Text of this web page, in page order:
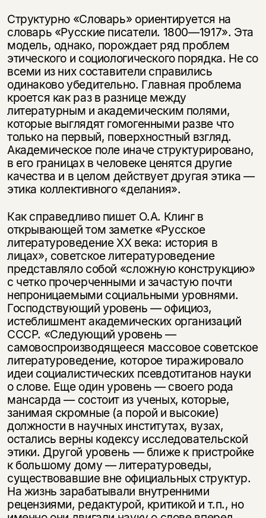
Структурно «Словарь» ориентируется на
словарь «Русские писатели. 1800—1917». Эта
модель, однако, порождает ряд проблем
этического и социологического порядка. Не со
всеми из них составители справились
одинаково убедительно. Главная проблема
кроется как раз в разнице между
литературным и академическим полями,
которые выглядят гомогенными разве что
только на первый, поверхностный взгляд.
Академическое поле иначе структурировано,
в его границах в человеке ценятся другие
качества и в целом действует другая этика —
этика коллективного «делания».
Как справедливо пишет О.А. Клинг в
открывающей том заметке «Русское
литературоведение XX века: история в
лицах», советское литературоведение
представляло собой «сложную конструкцию»
с четко прочерченными и зачастую почти
непроницаемыми социальными уровнями.
Господствующий уровень — официоз,
истеблишмент академических организаций
СССР. «Следующий уровень —
самовоспроизводящееся массовое советское
литературоведение, которое тиражировало
идеи социалистических псевдотитанов науки
о слове. Еще один уровень — своего рода
мансарда — состоит из ученых, которые,
занимая скромные (а порой и высокие)
должности в научных институтах, вузах,
остались верны кодексу исследовательской
этики. Другой уровень — ближе к пристройке
к большому дому — литературоведы,
существовавшие вне официальных структур.
На жизнь зарабатывали внутренними
рецензиями, редактурой, критикой и т.п., но